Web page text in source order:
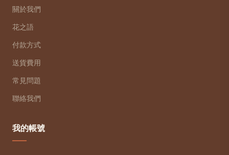
關於我們
花之語
付款方式
送貨費用
常見問題
聯絡我們
我的帳號